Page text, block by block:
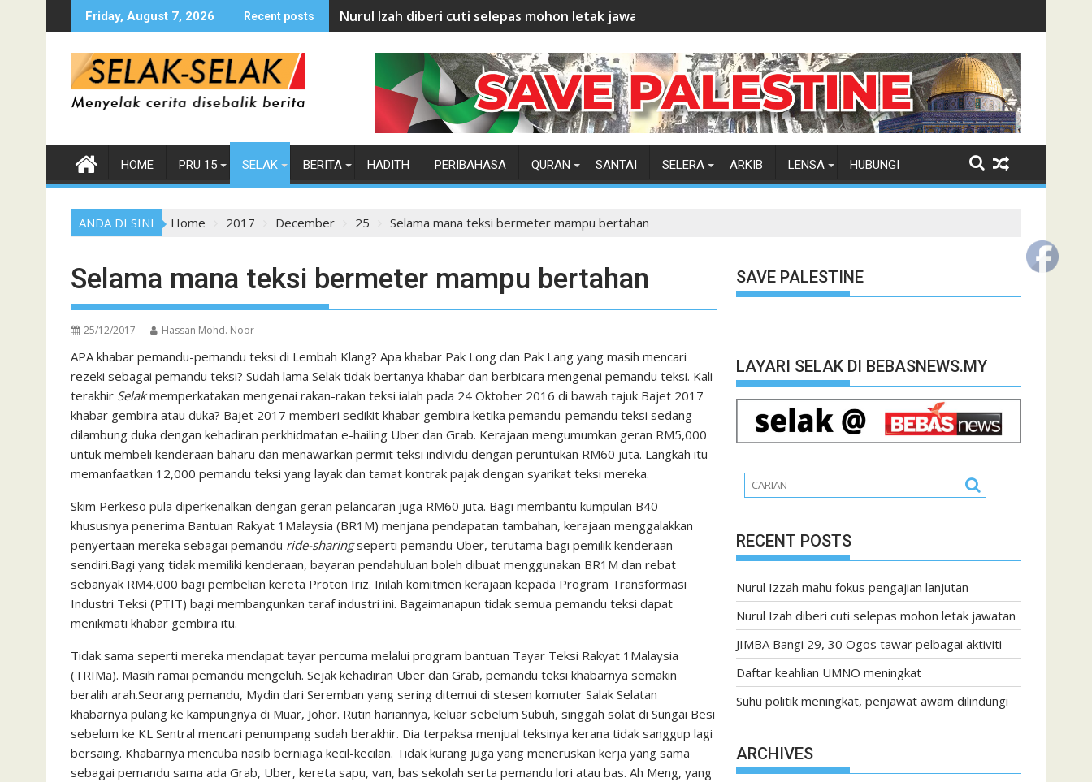
to
Friday, August 7, 2026 Recent posts Nurul Izah diberi cuti selepas mohon letak jawatan
HOME PRU 15 SELAK BERITA HADITH PERIBAHASA QURAN SANTAI SELERA ARKIB LENSA HUBUNGI
ANDA DI SINI Home 2017 December 25 Selama mana teksi bermeter mampu bertahan
Selama mana teksi bermeter mampu bertahan
25/12/2017 Hassan Mohd. Noor
APA khabar pemandu-pemandu teksi di Lembah Klang? Apa khabar Pak Long dan Pak Lang yang masih mencari
rezeki sebagai pemandu teksi? Sudah lama Selak tidak bertanya khabar dan berbicara mengenai pemandu teksi. Kali
terakhir Selakmemperkatakan mengenai rakan-rakan teksi ialah pada 24 Oktober 2016 di bawah tajuk Bajet 2017
khabar gembira atau duka? Bajet 2017 memberi sedikit khabar gembira ketika pemandu-pemandu teksi sedang
dilambung duka dengan kehadiran perkhidmatan e-hailing Uber dan Grab. Kerajaan mengumumkan geran RM5,000
untuk membeli kenderaan baharu dan menawarkan permit teksi individu dengan peruntukan RM60 juta. Langkah itu
memanfaatkan 12,000 pemandu teksi yang layak dan tamat kontrak pajak dengan syarikat teksi mereka.
Skim Perkeso pula diperkenalkan dengan geran pelancaran juga RM60 juta. Bagi membantu kumpulan B40
khususnya penerima Bantuan Rakyat 1Malaysia (BR1M) menjana pendapatan tambahan, kerajaan menggalakkan
penyertaan mereka sebagai pemandu ride-sharingseperti pemandu Uber, terutama bagi pemilik kenderaan
sendiri.Bagi yang tidak memiliki kenderaan, bayaran pendahuluan boleh dibuat menggunakan BR1M dan rebat
sebanyak RM4,000 bagi pembelian kereta Proton Iriz. Inilah komitmen kerajaan kepada Program Transformasi
Industri Teksi (PTIT) bagi membangunkan taraf industri ini. Bagaimanapun tidak semua pemandu teksi dapat
menikmati khabar gembira itu.
Tidak sama seperti mereka mendapat tayar percuma melalui program bantuan Tayar Teksi Rakyat 1Malaysia
(TRIMa). Masih ramai pemandu mengeluh. Sejak kehadiran Uber dan Grab, pemandu teksi khabarnya semakin
beralih arah.Seorang pemandu, Mydin dari Seremban yang sering ditemui di stesen komuter Salak Selatan
khabarnya pulang ke kampungnya di Muar, Johor. Rutin hariannya, keluar sebelum Subuh, singgah solat di Sungai Besi
sebelum ke KL Sentral mencari penumpang sudah berakhir. Dia terpaksa menjual teksinya kerana tidak sanggup lagi
bersaing. Khabarnya mencuba nasib berniaga kecil-kecilan. Tidak kurang juga yang meneruskan kerja yang sama
sebagai pemandu sama ada Grab, Uber, kereta sapu, van, bas sekolah serta pemandu lori atau bas. Ah Meng, yang
SAVE PALESTINE
LAYARI SELAK DI BEBASNEWS.MY
RECENT POSTS
Nurul Izzah mahu fokus pengajian lanjutan
Nurul Izah diberi cuti selepas mohon letak jawatan
JIMBA Bangi 29, 30 Ogos tawar pelbagai aktiviti
Daftar keahlian UMNO meningkat
Suhu politik meningkat, penjawat awam dilindungi
ARCHIVES